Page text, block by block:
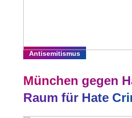
Antisemitismus
München gegen
Raum für Hate